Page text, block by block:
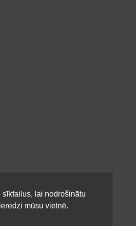
sīkfailus, lai nodrošinātu
mūsu vietnē.